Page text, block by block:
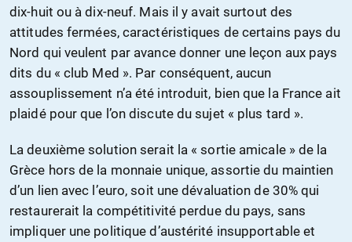
dix-huit ou à dix-neuf. Mais il y avait surtout des
attitudes fermées, caractéristiques de certains pays du
Nord qui veulent par avance donner une leçon aux pays
dits du « club Med ». Par conséquent, aucun
assouplissement n’a été introduit, bien que la France ait
plaidé pour que l’on discute du sujet « plus tard ».
La deuxième solution serait la « sortie amicale » de la
Grèce hors de la monnaie unique, assortie du maintien
d’un lien avec l’euro, soit une dévaluation de 30% qui
restaurerait la compétitivité perdue du pays, sans
impliquer une politique d’austérité insupportable et